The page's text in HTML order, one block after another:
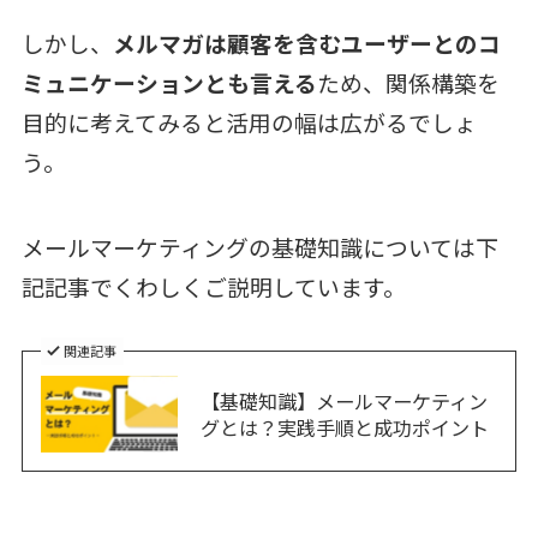
しかし、 メルマガは顧客を含むユーザーとのコ
ミュニケーションとも言えるため、関係構築を
目的に考えてみると活用の幅は広がるでしょ
う。
メールマーケティングの基礎知識については下
記記事でくわしくご説明しています。
関連記事
【基礎知識】メールマーケティン
グとは？実践手順と成功ポイント